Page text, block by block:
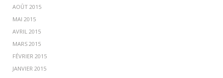
AOÛT 2015
MAI 2015
AVRIL 2015
MARS 2015
FÉVRIER 2015
JANVIER 2015